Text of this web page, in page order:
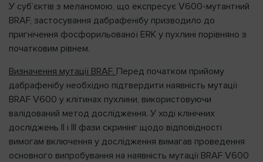
У суб’єктів з меланомою, що експресує V600-мутантний
BRAF, застосування дабрафенібу призводило до
пригнічення фосфорильованої ERK у пухлині порівняно з
початковим рівнем.
Визначення мутації BRAF. Перед початком прийому
дабрафенібу необхідно підтвердити наявність мутації
BRAF V600 у клітинах пухлини, використовуючи
валідований метод дослідження. У ході клінічних
досліджень ІІ і ІІІ фази скринінг щодо відповідності
вимогам включення у дослідження вимагав проведення
основного випробування на наявність мутації BRAF V600